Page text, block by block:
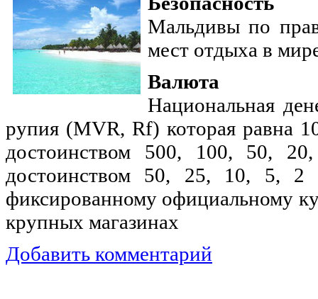
Мальдивы по
мест отдыха в
Валюта
Национальная
рупия (MVR, Rf) которая равна
достоинством 500, 100, 50,
достоинством 50, 25, 10, 5,
фиксированному официальному
крупных магазинах
Добавить комментарий